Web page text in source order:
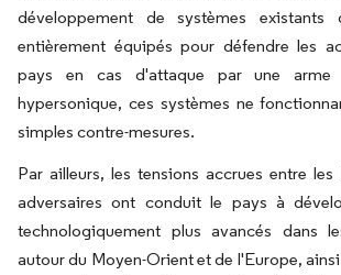
développement de systèmes
entièrement équipés pour défendre les
pays en cas d'attaque par une arme
hypersonique, ces systèmes ne
simples contre-mesures.
Par ailleurs, les tensions accrues entre les
adversaires ont conduit le pays à
technologiquement plus avancés dans
autour du Moyen-Orient et de l'Europe,